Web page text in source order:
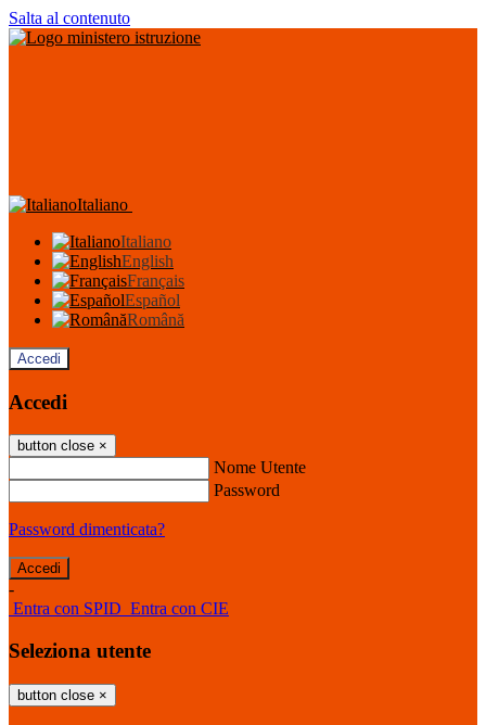
Salta al contenuto
Italiano
Italiano
English
Français
Español
Română
Accedi
Accedi
button close ×
Nome Utente
Password
Password dimenticata?
-
Entra con SPID Entra con CIE
Seleziona utente
button close ×